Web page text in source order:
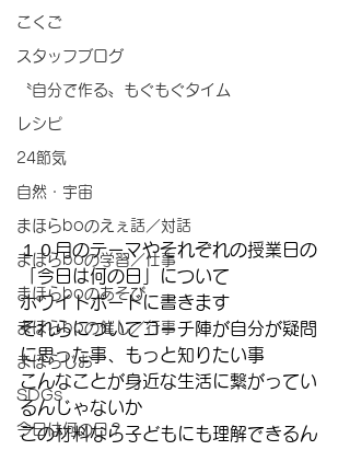
こくご
スタッフブログ
〝自分で作る〟もぐもぐタイム
レシピ
24節気
自然・宇宙
まほらboのえぇ話／対話
まほらboの学習／仕事
まほらboのあそび
まほらboの催し／行事
まほらじお
SDGs
今日は何の日？
１０月のテーマやそれぞれの授業日の
「今日は何の日」について
ホワイトボードに書きます
それらについてコーチ陣が自分が疑問
に思った事、もっと知りたい事
こんなことが身近な生活に繋がってい
るんじゃないか
この材料なら子どもにも理解できるん